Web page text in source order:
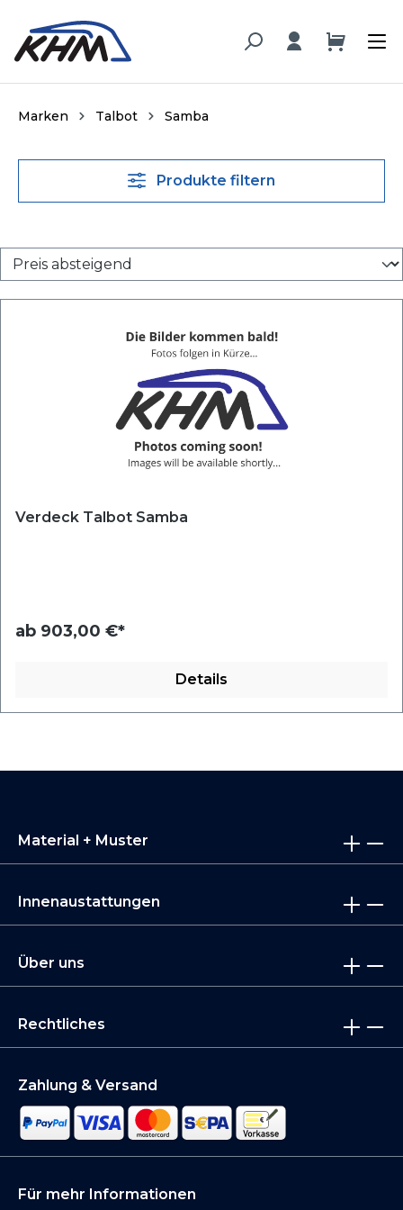
springen
Marken Talbot Samba
Produkte filtern
Verdeck Talbot Samba
ab 903,00 €*
Details
Material + Muster
Innenaustattungen
Über uns
Rechtliches
Zahlung & Versand
Für mehr Informationen